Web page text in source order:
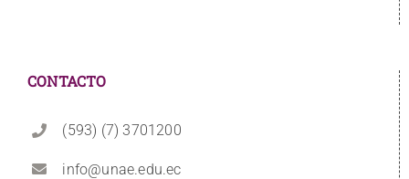
CONTACTO
(593) (7) 3701200
info@unae.edu.ec